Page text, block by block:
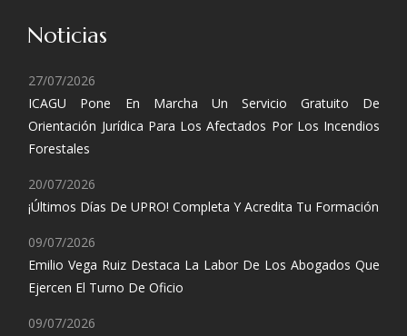
Noticias
27/07/2026
ICAGU Pone En Marcha Un Servicio Gratuito De
Orientación Jurídica Para Los Afectados Por Los Incendios
Forestales
20/07/2026
¡Últimos Días De UPRO! Completa Y Acredita Tu Formación
09/07/2026
Emilio Vega Ruiz Destaca La Labor De Los Abogados Que
Ejercen El Turno De Oficio
09/07/2026